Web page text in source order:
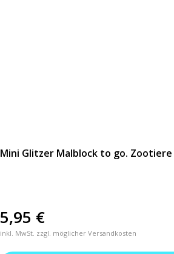
Mini Glitzer Malblock to go. Zootiere
5,95 €
inkl. MwSt. zzgl. möglicher Versandkosten